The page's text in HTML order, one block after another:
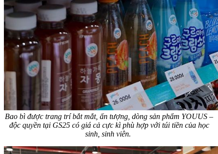
Bao bì được trang trí bắt mắt, ấn tượng, dòng sản phẩm YOUUS –
độc quyền tại GS25 có giá cả cực kì phù hợp với túi tiền của học
sinh, sinh viên.